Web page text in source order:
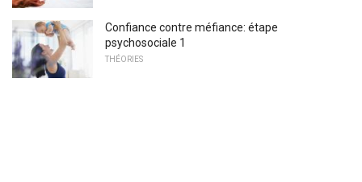
Confiance contre méfiance: étape
psychosociale 1
THÉORIES